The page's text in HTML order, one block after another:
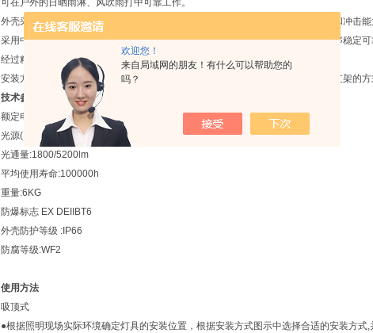
欢迎您！
来自局域网的朋友！有什么可以帮助您的
吗？
可在户外的日晒雨淋、风吹雨打中可靠工作。
外壳采用高强度铝合金材料和材料，并且经过优化的结构设计，具有抗强力碰撞和冲击能
采用中间空心散热结构，加速空气对流，有效的控制各部件的温升，确保灯具能够稳定可
经过精心的布局设计，灯具安装，接线方便，维护简单、快捷。
安装方式可更具实际现场需要，选择通过顶盖上的螺纹实现弯杆安装或采用吸顶支架的方
技术参数
额定电压:220V 50HZ
光源(LED)额定功率:24W 36W 45W
光通量:1800/5200lm
平均使用寿命:100000h
重量:6KG
防爆标志 EX DEIIBT6
外壳防护等级 :IP66
防腐等级:WF2
使用方法
吸顶式
●根据照明现场实际环境确定灯具的安装位置，根据安装方式图示中选择合适的安装方式